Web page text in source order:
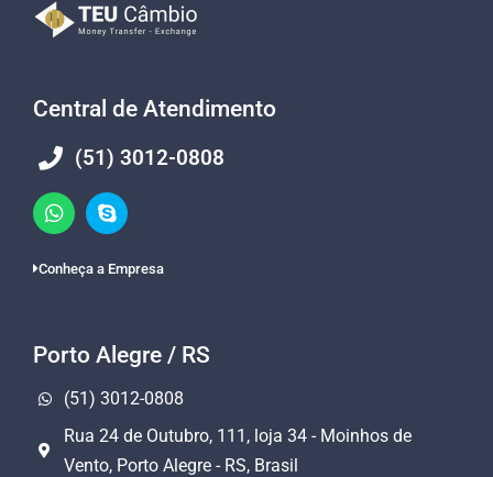
Central de Atendimento
(51) 3012-0808
Conheça a Empresa
Porto Alegre / RS
(51) 3012-0808
Rua 24 de Outubro, 111, loja 34 - Moinhos de
Vento, Porto Alegre - RS, Brasil